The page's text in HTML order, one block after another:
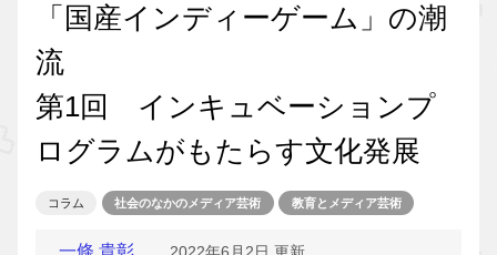
「国産インディーゲーム」の潮
流
第1回 インキュベーションプ
ログラムがもたらす文化発展
コラム 社会のなかのメディア芸術 教育とメディア芸術
一條 貴彰